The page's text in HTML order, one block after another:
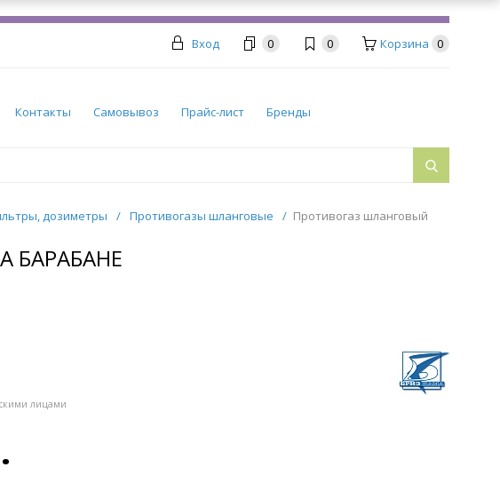
Вход 0 0 Корзина 0
Контакты Самовывоз Прайс-лист Бренды
дозиметры / Противогазы шланговые / Противогаз шланговый
БАРАБАНЕ
лицами